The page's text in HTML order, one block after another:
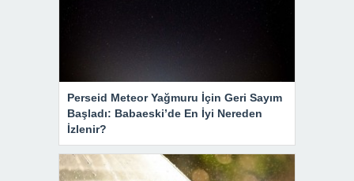
Perseid Meteor Yağmuru İçin Geri Sayım
Başladı: Babaeski’de En İyi Nereden
İzlenir?